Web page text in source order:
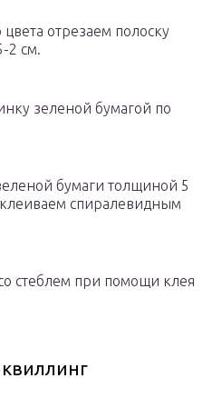
отрезаем полоску
2 см.
зеленой бумагой по
бумаги толщиной 5
спиралевидным
стеблем при помощи клея
квиллинг